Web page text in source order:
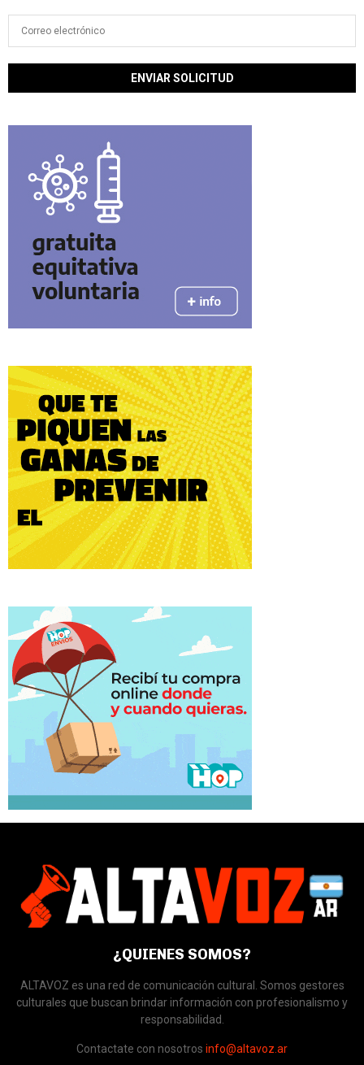
¿QUIENES SOMOS?
ALTAVOZ es una red de comunicación cultural. Somos gestores
culturales que buscan brindar información con profesionalismo y
responsabilidad.
Contactate con nosotros info@altavoz.ar